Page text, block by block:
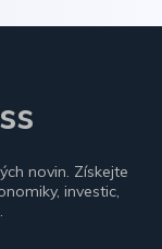
novin. Získejte
investic,